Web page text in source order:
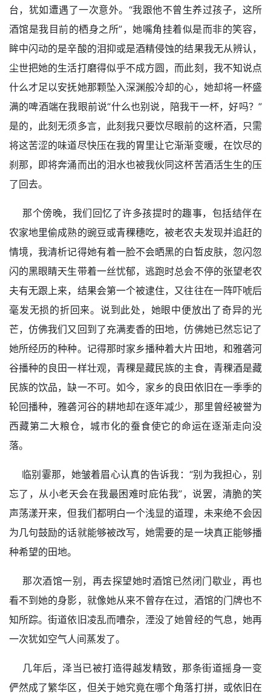
台，犹如遭遇了一次意外。“我跟他不曾生养过孩子，这所
酒馆是我目前的栖身之所”，她嘴角挂着似是而非的笑容，
眸中闪动的是辛酸的泪抑或是酒精侵蚀的结果我无从辨认，
尘世把她的生活打磨得似乎不成方圆，而此刻，我不知说点
什么才足以安抚她那颗坠入深渊般冷却的心，她却将一杯盛
满的啤酒端在我眼前说“什么也别说，陪我干一杯，好吗？”
是的，此刻无须多言，此刻我只要饮尽眼前的这杯酒，只需
将这苦涩的味道尽快压在我的胃里让它渐渐变暖，在饮尽的
刹那，即将奔涌而出的泪水也被我伙同这杯苦酒活生生的压
了回去。
那个傍晚，我们回忆了许多孩提时的趣事，包括结伴在
农家地里偷成熟的豌豆或青稞穗吃，被老农夫发现并追赶的
情境，我清析记得她有着一脸不会晒黑的白皙皮肤，忽闪忽
闪的黑眼睛天生带着一丝忧郁，逃跑时总会不停的张望老农
夫有无跟上来，结果会第一个被逮住，又往往在一阵吓唬后
毫发无损的折回来。说到此处，她眼中便放出了奇异的光
芒，仿佛我们又回到了充满麦香的田地，仿佛她已然忘记了
她所经历的种种。记得那时家乡播种着大片田地，和雅砻河
谷播种的良田一样壮观，青稞是藏民族的主食，青稞酒是藏
民族的饮品，缺一不可。如今，家乡的良田依旧在一季季的
轮回播种，雅砻河谷的耕地却在逐年减少，那里曾经被誉为
西藏第二大粮仓，城市化的蚕食使它的命运在逐渐走向没
落。
临别霎那，她皱着眉心认真的告诉我：“别为我担心，别
忘了，从小老天会在我最困难时庇佑我”，说罢，清脆的笑
声荡漾开来，但我们都明白一个浅显的道理，未来绝不会因
为几句鼓励的话就能够被改写，她需要的是一块真正能够播
种希望的田地。
那次酒馆一别，再去探望她时酒馆已然闭门歇业，再也
看不到她的身影，就像她从来不曾存在过，酒馆的门牌也不
知所踪。街道依旧凌乱而嘈杂，湮没了她曾经的气息，她再
一次犹如空气人间蒸发了。
几年后，泽当已被打造得越发精致，那条街道摇身一变
俨然成了繁华区，但关于她究竟在哪个角落打拼，或依旧在